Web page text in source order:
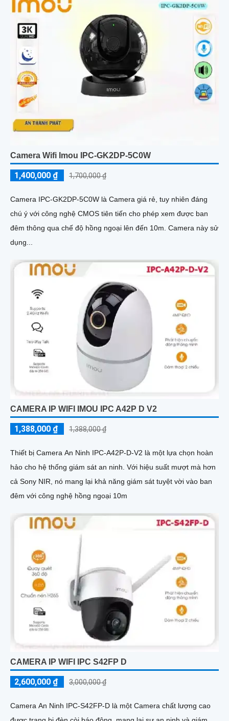
Camera Wifi Imou IPC-GK2DP-5C0W
1,400,000 ₫ 1,700,000 ₫
Camera IPC-GK2DP-5C0W là Camera giá rẻ, tuy nhiên đáng
chú ý với công nghệ CMOS tiên tiến cho phép xem được ban
đêm thông qua chế độ hồng ngoại lên đến 10m. Camera này sử
dụng...
CAMERA IP WIFI IMOU IPC A42P D V2
1,388,000 ₫ 1,388,000 ₫
Thiết bị Camera An Ninh IPC-A42P-D-V2 là một lựa chọn hoàn
hảo cho hệ thống giám sát an ninh. Với hiệu suất mượt mà hơn
cả Sony NIR, nó mang lại khả năng giám sát tuyệt vời vào ban
đêm với công nghệ hồng ngoại 10m
CAMERA IP WIFI IPC S42FP D
2,600,000 ₫ 3,000,000 ₫
Camera An Ninh IPC-S42FP-D là một Camera chất lượng cao